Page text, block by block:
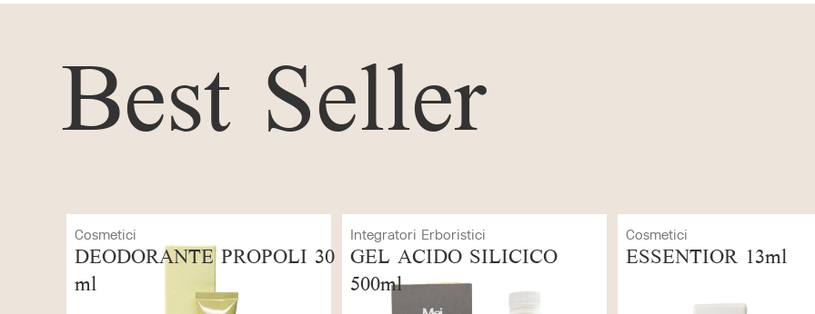
Best Seller
30 Integratori Erboristici
GEL ACIDO SILICICO Cosmetici
ESSENTIOR 13ml Cosmetici
LATTE